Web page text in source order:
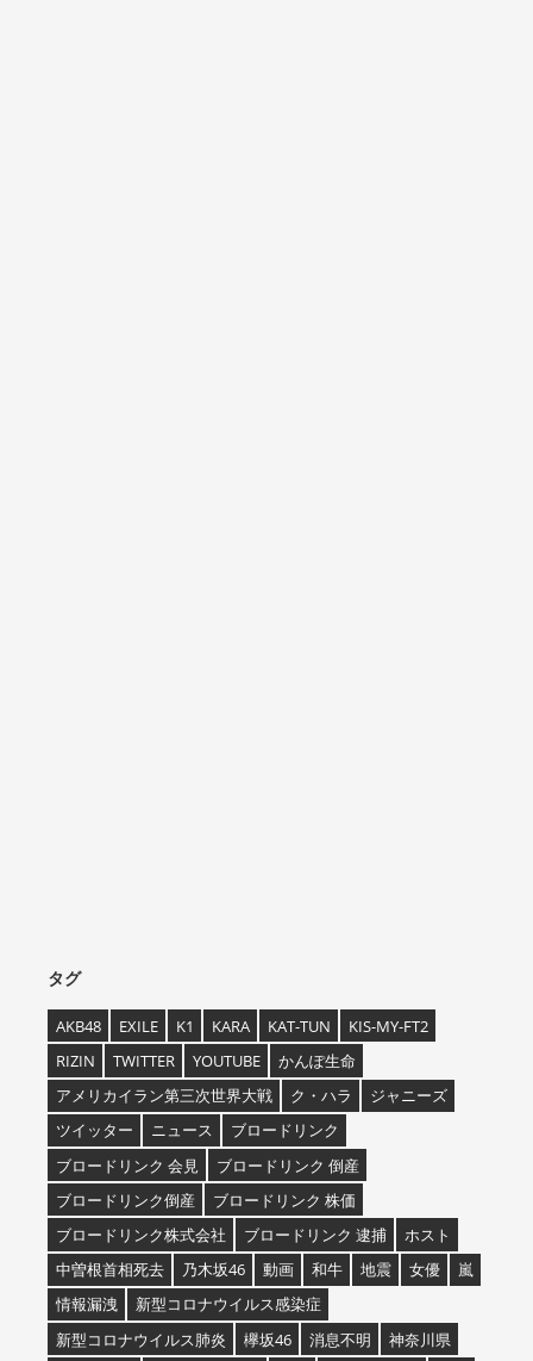
タグ
AKB48 EXILE K1 KARA KAT-TUN
KIS-MY-FT2
RIZIN
TWITTER YOUTUBE
かんぽ生命
アメリカイラン第三次世界大戦
ク・ハラ
ジャニーズ
ツイッター
ニュース
ブロードリンク
ブロードリンク 会見
ブロードリンク 倒産
ブロードリンク倒産
ブロードリンク 株価
ブロードリンク株式会社
ブロードリンク 逮捕
ホスト
中曽根首相死去
乃木坂46 動画 和牛 地震 女優
嵐
情報漏洩
新型コロナウイルス感染症
新型コロナウイルス肺炎
欅坂46 消息不明
神奈川県